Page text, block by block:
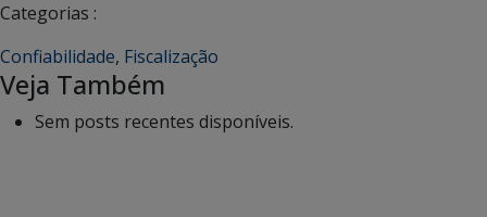
Categorias :
Confiabilidade, Fiscalização
Veja Também
Sem posts recentes disponíveis.